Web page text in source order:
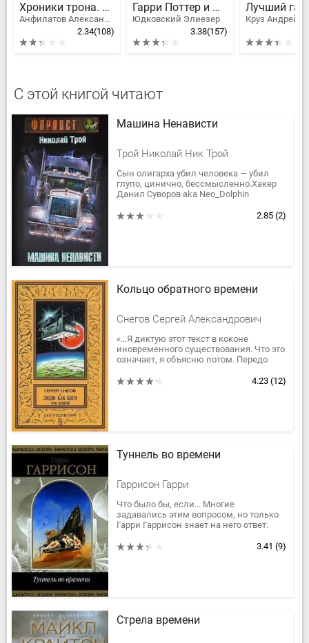
Хроники трона. Тетралогия
Анфилатов Александр Николаевич
2.34(108)
Гарри Поттер и Методы рационального мышления
Юдковский Элиезер
3.38(157)
Круз Андрей
С этой книгой читают
Машина Ненависти
Трой Николай Ник Трой
Сын олигарха убил человека — убил
глупо, цинично, бессмысленно.Хакер
Данил Суворов aka Neo_Dolphin
дизайнер Далия Верникова aka Cherry...
2.85 (2)
Кольцо обратного времени
Снегов Сергей Александрович
«…Я диктую этот текст в коконе
иновременного существования. Что это
означает, я объясню потом. Передо
подвешенной в силовом поле,...4.23 (12)
Туннель во времени
Гаррисон Гарри
Что было бы, если... Многие
задавались этим вопросом, но только
Гарри Гаррисон знает на него ответ.
всегда отличаются потрясающим3.41 (9)
Стрела времени